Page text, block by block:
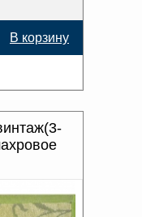
В корзину